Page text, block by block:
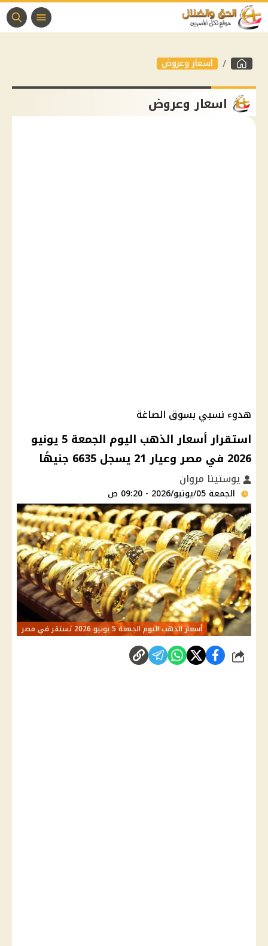
اسعار وعروض
اسعار وعروض
هدوء نسبي بسوق الصاغة
استقرار أسعار الذهب اليوم الجمعة 5 يونيو
2026 في مصر وعيار 21 يسجل 6635 جنيهًا
يوستينا مروان
الجمعة 05/يونيو/2026 - 09:20 ص
أسعار الذهب اليوم الجمعة 5 يونيو 2026 تستقر في مصر
شارك